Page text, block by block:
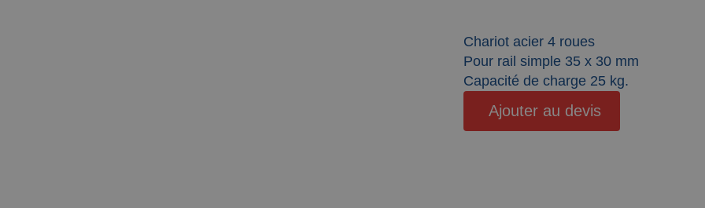
Chariot acier 4 roues
Pour rail simple 35 x 30 mm
Capacité de charge 25 kg.
Ajouter au devis